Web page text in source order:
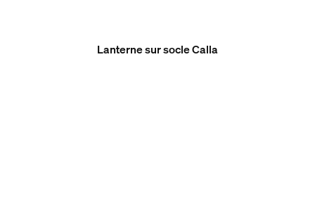
Lanterne sur socle Calla